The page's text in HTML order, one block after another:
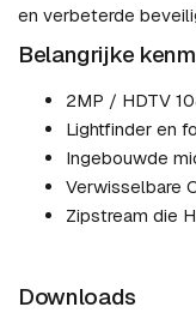
en verbeterde
Belangrijke
2MP / HDTV
Lightfinder en
Ingebouwde
Verwisselbare
Zipstream die
Downloads